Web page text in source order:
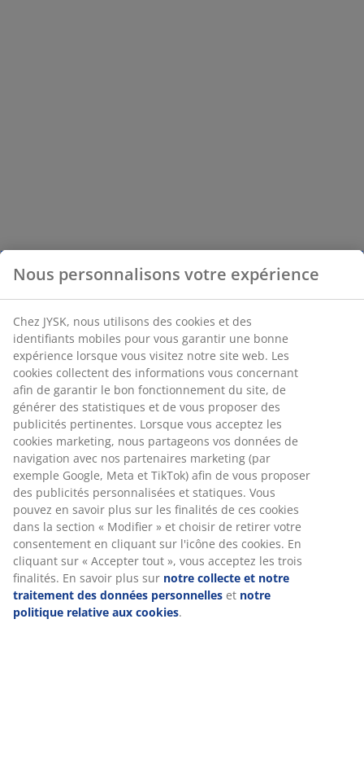
Nous personnalisons votre expérience
Chez JYSK, nous utilisons des cookies et des
identifiants mobiles pour vous garantir une bonne
expérience lorsque vous visitez notre site web. Les
cookies collectent des informations vous concernant
afin de garantir le bon fonctionnement du site, de
générer des statistiques et de vous proposer des
publicités pertinentes. Lorsque vous acceptez les
cookies marketing, nous partageons vos données de
navigation avec nos partenaires marketing (par
exemple Google, Meta et TikTok) afin de vous proposer
des publicités personnalisées et statiques. Vous
pouvez en savoir plus sur les finalités de ces cookies
dans la section « Modifier » et choisir de retirer votre
consentement en cliquant sur l'icône des cookies. En
cliquant sur « Accepter tout », vous acceptez les trois
finalités. En savoir plus sur notre collecte et notre
traitement des données personnelles et notre
politique relative aux cookies.